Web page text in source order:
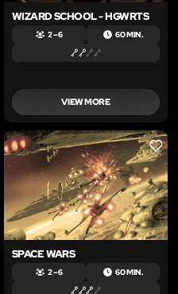
WIZARD SCHOOL - HGWRTS
2 – 6 60 MIN.
VIEW MORE
LIKE
SPACE WARS
2 – 6 60 MIN.